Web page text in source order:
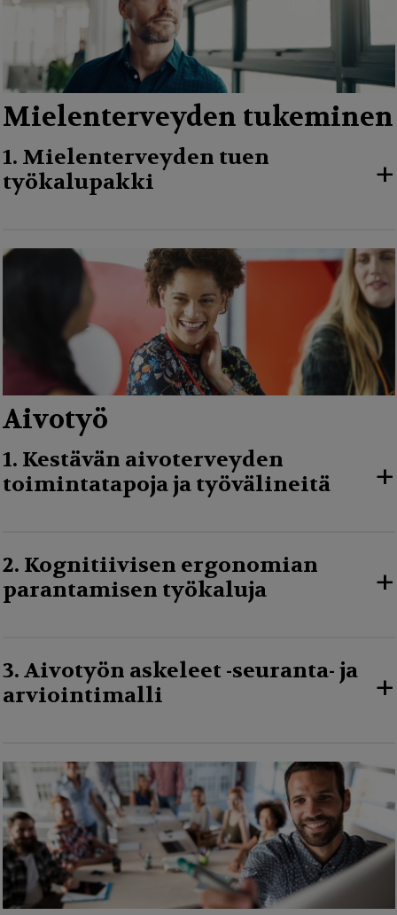
Mielenterveyden tukeminen
1. Mielenterveyden tuen
työkalupakki
+
Aivotyö
1. Kestävän aivoterveyden
toimintatapoja ja työvälineitä
+
2. Kognitiivisen ergonomian
parantamisen työkaluja
+
3. Aivotyön askeleet -seuranta- ja
arviointimalli
+